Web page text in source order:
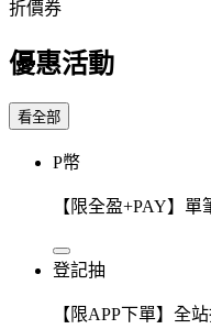
折價券
優惠活動
看全部
P幣
【限全盈+PAY】單
登記抽
【限APP下單】全